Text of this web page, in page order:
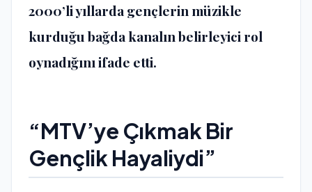
2000’li yıllarda gençlerin müzikle
kurduğu bağda kanalın belirleyici rol
oynadığını ifade etti.
“MTV’ye Çıkmak Bir
Gençlik Hayaliydi”